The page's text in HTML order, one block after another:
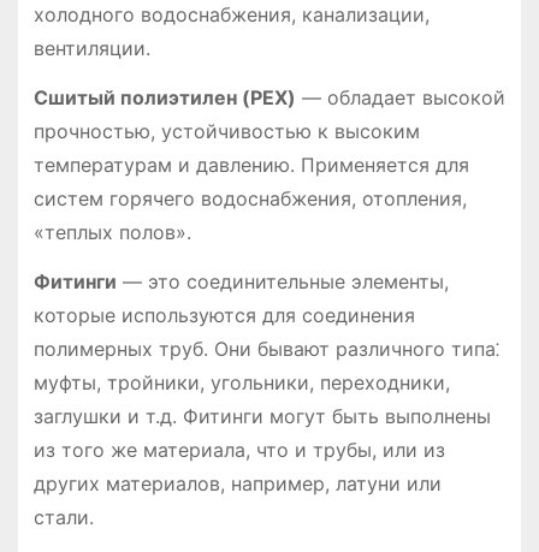
холодного водоснабжения, канализации,
вентиляции.
Сшитый полиэтилен (PEX) ― обладает высокой
прочностью, устойчивостью к высоким
температурам и давлению. Применяется для
систем горячего водоснабжения, отопления,
«теплых полов».
Фитинги ― это соединительные элементы,
которые используются для соединения
полимерных труб. Они бывают различного типа⁚
муфты, тройники, угольники, переходники,
заглушки и т.д. Фитинги могут быть выполнены
из того же материала, что и трубы, или из
других материалов, например, латуни или
стали.